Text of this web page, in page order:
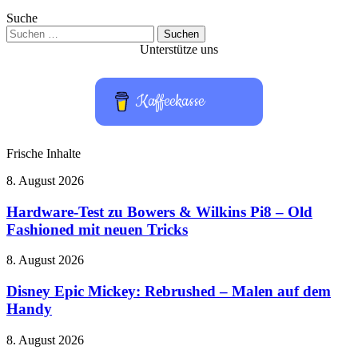
Suche
Suchen
nach:
Unterstütze uns
Kaffeekasse
Frische Inhalte
Hardware-
zu
Bowers
&
Pi8
Old
Fashioned
neuen
8. August 2026
Hardware-Test zu Bowers & Wilkins Pi8 – Old
Fashioned mit neuen Tricks
Disney
Mickey:
Rebrushed
–
auf
8. August 2026
Disney Epic Mickey: Rebrushed – Malen auf dem
Handy
Take-
8. August 2026